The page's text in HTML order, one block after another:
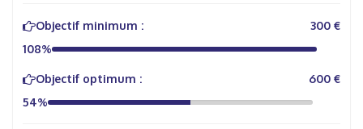
Objectif minimum :
300 €
108%
Objectif optimum :
600 €
54%